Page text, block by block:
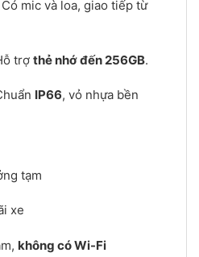
mic và loa, giao tiếp từ
trợ thẻ nhớ đến 256GB.
IP66, vỏ nhựa bền
tạm
xe
không có Wi-Fi